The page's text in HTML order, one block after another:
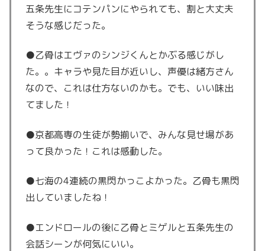
五条先生にコテンパンにやられても、割と大丈夫
そうな感じだった。
●乙骨はエヴァのシンジくんとかぶる感じがし
た。。キャラや見た目が近いし、声優は緒方さん
なので、これは仕方ないのかも。でも、いい味出
てました！
●京都高専の生徒が勢揃いで、みんな見せ場があ
って良かった！これは感動した。
●七海の4連続の黒閃かっこよかった。乙骨も黒閃
出していましたね！
●エンドロールの後に乙骨とミゲルと五条先生の
会話シーンが何気にいい。